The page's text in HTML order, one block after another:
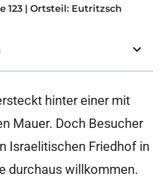
123 | Ortsteil: Eutritzsch
hinter einer mit
Mauer. Doch Besucher
Israelitischen Friedhof in
durchaus willkommen.